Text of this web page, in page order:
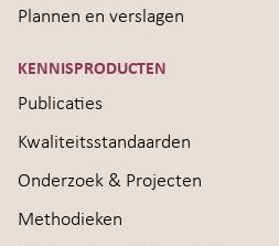
Plannen en verslagen
KENNISPRODUCTEN
Publicaties
Kwaliteitsstandaarden
Onderzoek & Projecten
Methodieken